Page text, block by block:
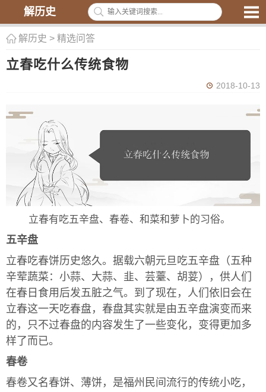
解历史
解历史 > 精选问答
立春吃什么传统食物
2018-10-13
立春有吃五辛盘、春卷、和菜和萝卜的习俗。
五辛盘
立春吃春饼历史悠久。据载六朝元旦吃五辛盘（五种
辛荤蔬菜：小蒜、大蒜、韭、芸薹、胡荽），供人们
在春日食用后发五脏之气。到了现在，人们依旧会在
立春这一天吃春盘，春盘其实就是由五辛盘演变而来
的，只不过春盘的内容发生了一些变化，变得更加多
样了而已。
春卷
春卷又名春饼、薄饼，是福州民间流行的传统小吃，